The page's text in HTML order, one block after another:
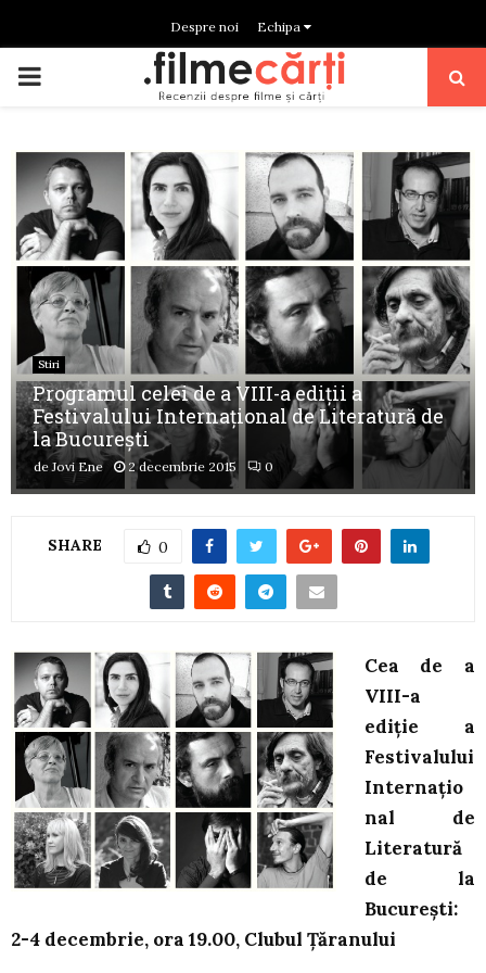
Despre noi Echipa
PRIMARY
Stiri
Programul celei de a VIII-a ediţii a
Festivalului Internaţional de Literatură de
la Bucureşti
deJovi Ene 2 decembrie 2015 0
SHARE 0
Cea de a
VIII-a
ediţie a
Festivalului
Internaţio
nal de
Literatură
de la
Bucureşti:
2-4 decembrie, ora 19.00, Clubul Ţăranului